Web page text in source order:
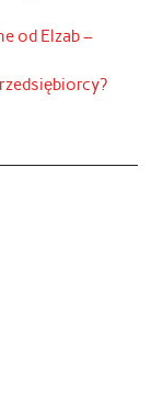
od Elzab –